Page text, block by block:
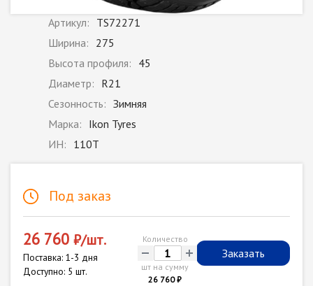
Артикул: TS72271
Ширина: 275
Высота профиля: 45
Диаметр: R21
Сезонность: Зимняя
Марка: Ikon Tyres
ИН: 110T
Под заказ
26 760 ₽/шт.
Поставка: 1-3 дня
Доступно: 5 шт.
Количество
- +
шт на сумму
26 760 ₽
Заказать